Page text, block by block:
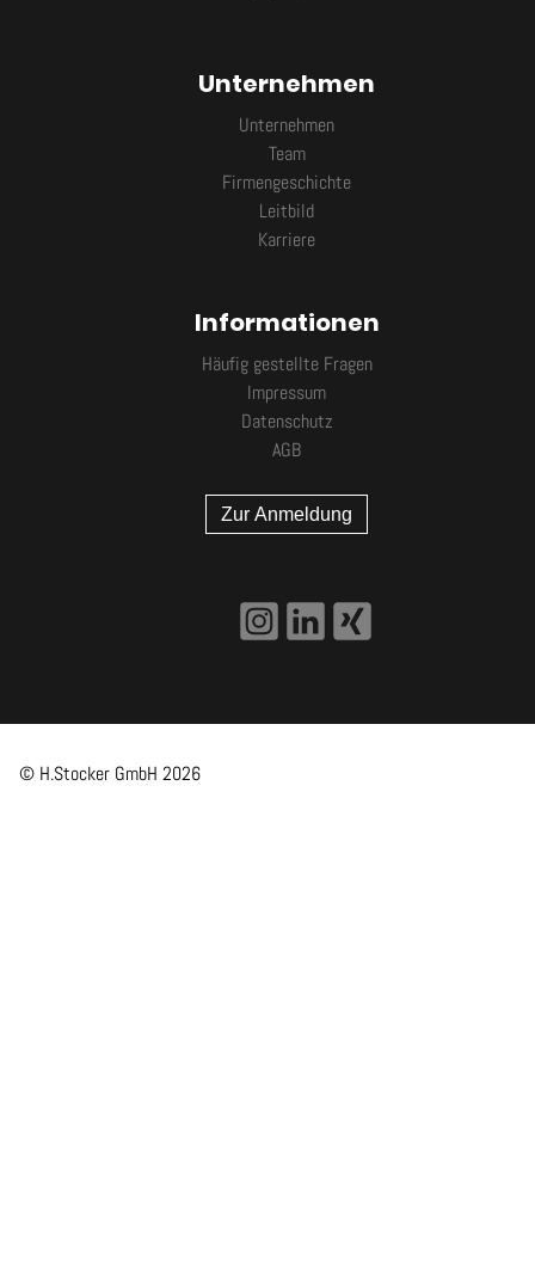
Unternehmen
Unternehmen
Team
Firmengeschichte
Leitbild
Karriere
Informationen
Häufig gestellte Fragen
Impressum
Datenschutz
AGB
Zur Anmeldung
© H.Stocker GmbH 2026